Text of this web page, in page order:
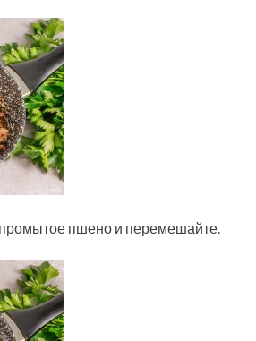
пшено и перемешайте.